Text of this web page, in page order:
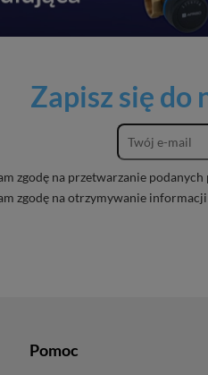
Zapisz się do
zgodę na przetwarzanie
zgodę na otrzymywanie
Pomoc